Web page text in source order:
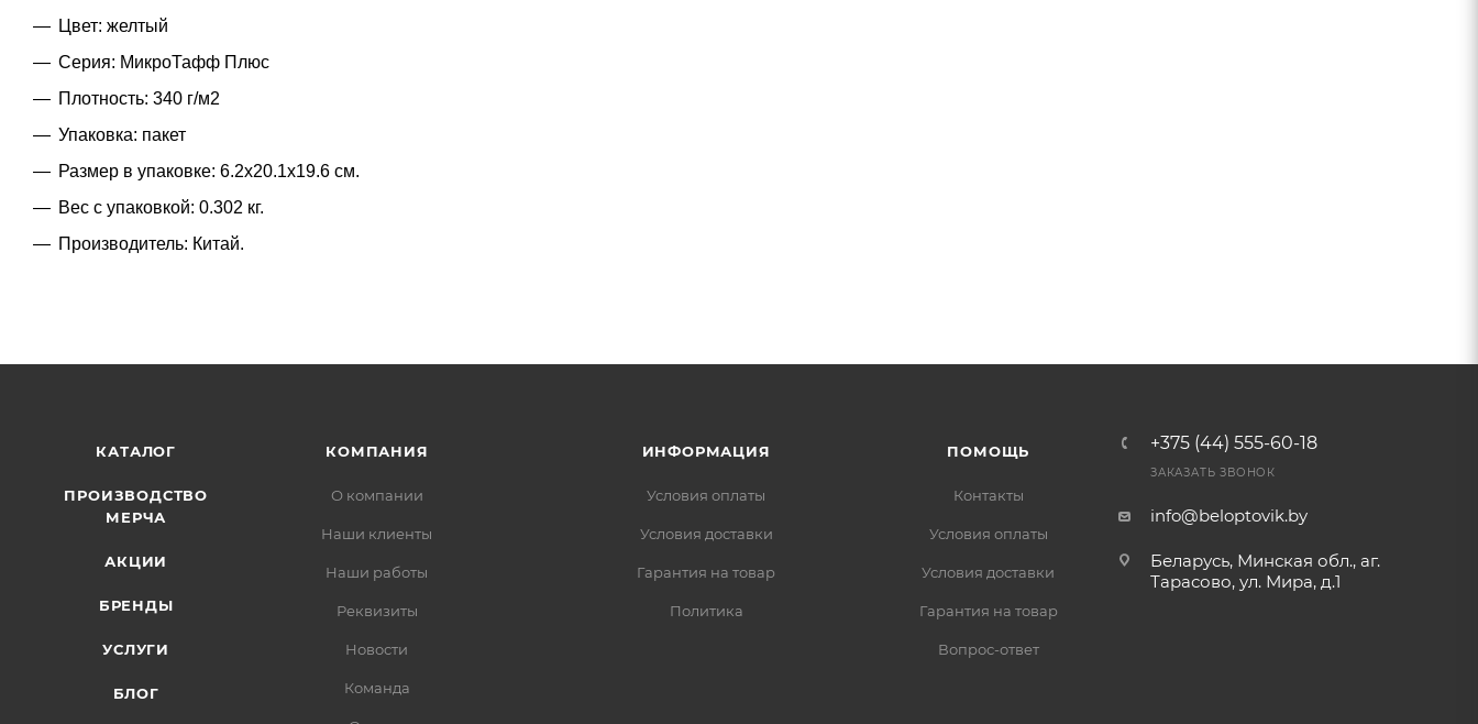
Цвет: желтый
Серия: МикроТафф Плюс
Плотность: 340 г/м2
Упаковка: пакет
Размер в упаковке: 6.2x20.1x19.6 см.
Вес с упаковкой: 0.302 кг.
Производитель: Китай.
КАТАЛОГ
ПРОИЗВОДСТВО
МЕРЧА
АКЦИИ
БРЕНДЫ
УСЛУГИ
БЛОГ
КОМПАНИЯ
О компании
Наши клиенты
Наши работы
Реквизиты
Новости
Команда
ИНФОРМАЦИЯ
Условия оплаты
Условия доставки
Гарантия на товар
Политика
ПОМОЩЬ
Контакты
Условия оплаты
Условия доставки
Гарантия на товар
Вопрос-ответ
+375 (44) 555-60-18
ЗАКАЗАТЬ ЗВОНОК
info@beloptovik.by
Беларусь, Минская обл., аг.
Тарасово, ул. Мира, д.1